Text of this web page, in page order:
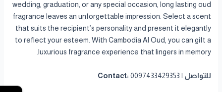
wedding, graduation, or any special occasion, long lasting oud
fragrance leaves an unforgettable impression. Select a scent
that suits the recipient’s personality and present it elegantly
to reflect your esteem. With Cambodia Al Oud, you can gift a
luxurious fragrance experience that lingers in memory.
للتواصل | Contact: 0097433429353